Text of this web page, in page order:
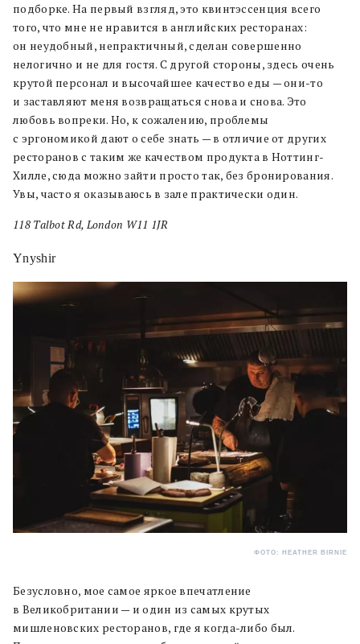
подборке. На первый взгляд, это квинтэссенция всего
того, что мне не нравится в английских ресторанах:
он неудобный, непрактичный, сделан совершенно
нелогично и не для гостя. С другой стороны, здесь очень
крутой персонал и высочайшее качество еды — они-то
и заставляют меня возвращаться снова и снова. Это
любовь вопреки. Но, к сожалению, проблемы
с эргономикой дают о себе знать — в отличие от других
ресторанов с таким же качеством продукта в Ноттинг-
Хилле, сюда можно зайти просто так, без бронирования.
Увы, часто я оказываюсь в зале практически один.
118 Talbot Rd, London W11 1JR
Ynyshir
ФОТО: HEATHER BIRNIE
Безусловно, мое самое яркое впечатление
в Великобритании — и один из самых крутых
мишленовских ресторанов, где я когда-либо был.